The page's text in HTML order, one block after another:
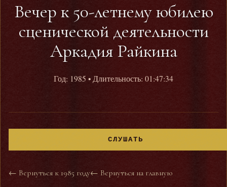
Вечер к 50-летнему юбилею
сценической деятельности
Аркадия Райкина
Год: 1985 • Длительность: 01:47:34
СЛУШАТЬ
← Вернуться к 1985 году← Вернуться на главную